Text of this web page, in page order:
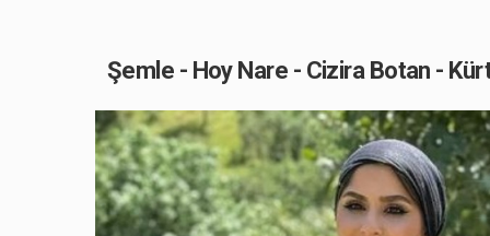
Şemle - Hoy Nare - Cizira Botan -